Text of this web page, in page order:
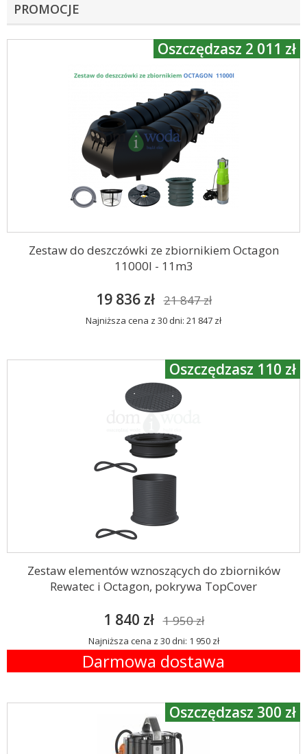
PROMOCJE
Zestaw do deszczówki ze zbiornikiem Octagon
11000l - 11m3
19 836 zł 21 847 zł
Najniższa cena z 30 dni: 21 847 zł
Oszczędzasz 2 011 zł
Zestaw elementów wznoszących do zbiorników
Rewatec i Octagon, pokrywa TopCover
1 840 zł 1 950 zł
Najniższa cena z 30 dni: 1 950 zł
Darmowa dostawa
Oszczędzasz 110 zł
Oszczędzasz 300 zł